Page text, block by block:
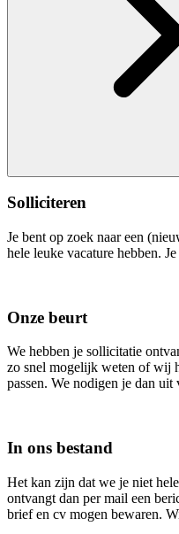
Solliciteren
Je bent op zoek naar een
hele leuke vacature hebben.
Onze beurt
We hebben je sollicitatie
zo snel mogelijk weten of wij
passen. We nodigen je dan uit
In ons bestand
Het kan zijn dat we je niet
ontvangt dan per mail een
brief en cv mogen bewaren.